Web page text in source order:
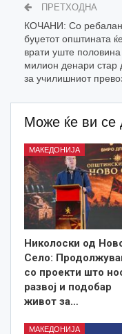
ПРЕТХОДНА
КОЧАНИ: Со
буџетот општината ќе
врати уште половина
милион денари стар
за училишниот
Може ќе ви се
МАКЕДОНИЈА
Николоски од
Село:
со проекти што
развој и подобар
живот за…
МАКЕДОНИЈА